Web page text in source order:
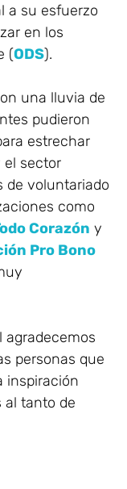
a su esfuerzo
en los
(ODS).
una lluvia de
pudieron
estrechar
el sector
de voluntariado
como
Corazón y
Pro Bono
agradecemos
personas que
inspiración
al tanto de